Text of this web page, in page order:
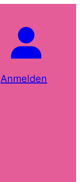
Anmelden